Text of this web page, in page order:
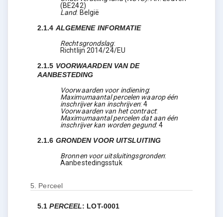
(BE242)
Land: België
2.1.4 ALGEMENE INFORMATIE
Rechtsgrondslag:
Richtlijn 2014/24/EU
2.1.5 VOORWAARDEN VAN DE
AANBESTEDING
Voorwaarden voor indiening:
Maximumaantal percelen waarop één
inschrijver kan inschrijven: 4
Voorwaarden van het contract:
Maximumaantal percelen dat aan één
inschrijver kan worden gegund:4
2.1.6 GRONDEN VOOR UITSLUITING
Bronnen voor uitsluitingsgronden:
Aanbestedingsstuk
5. Perceel
5.1PERCEEL: LOT-0001